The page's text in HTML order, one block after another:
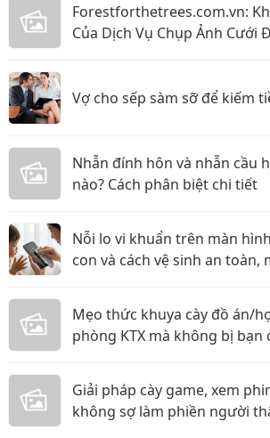
Forestforthetrees.com.vn:
Của Dịch Vụ Chụp Ảnh Cưới
Vợ cho sếp sàm sỡ để kiếm
Nhẫn đính hôn và nhẫn cầu
nào? Cách phân biệt chi tiết
Nỗi lo vi khuẩn trên màn
con và cách vệ sinh an toàn,
Mẹo thức khuya cày đồ án/
phòng KTX mà không bị bạn
Giải pháp cày game, xem
không sợ làm phiền người